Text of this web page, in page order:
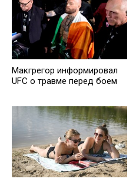
Макгрегор информировал
UFC о травме перед боем